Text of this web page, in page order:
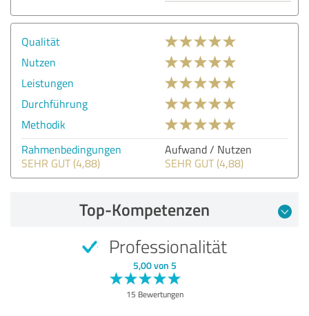
Qualität
Nutzen
Leistungen
Durchführung
Methodik
Rahmenbedingungen
SEHR GUT (4,88)
Aufwand / Nutzen
SEHR GUT (4,88)
Top-Kompetenzen
Professionalität
5,00 von 5
15 Bewertungen